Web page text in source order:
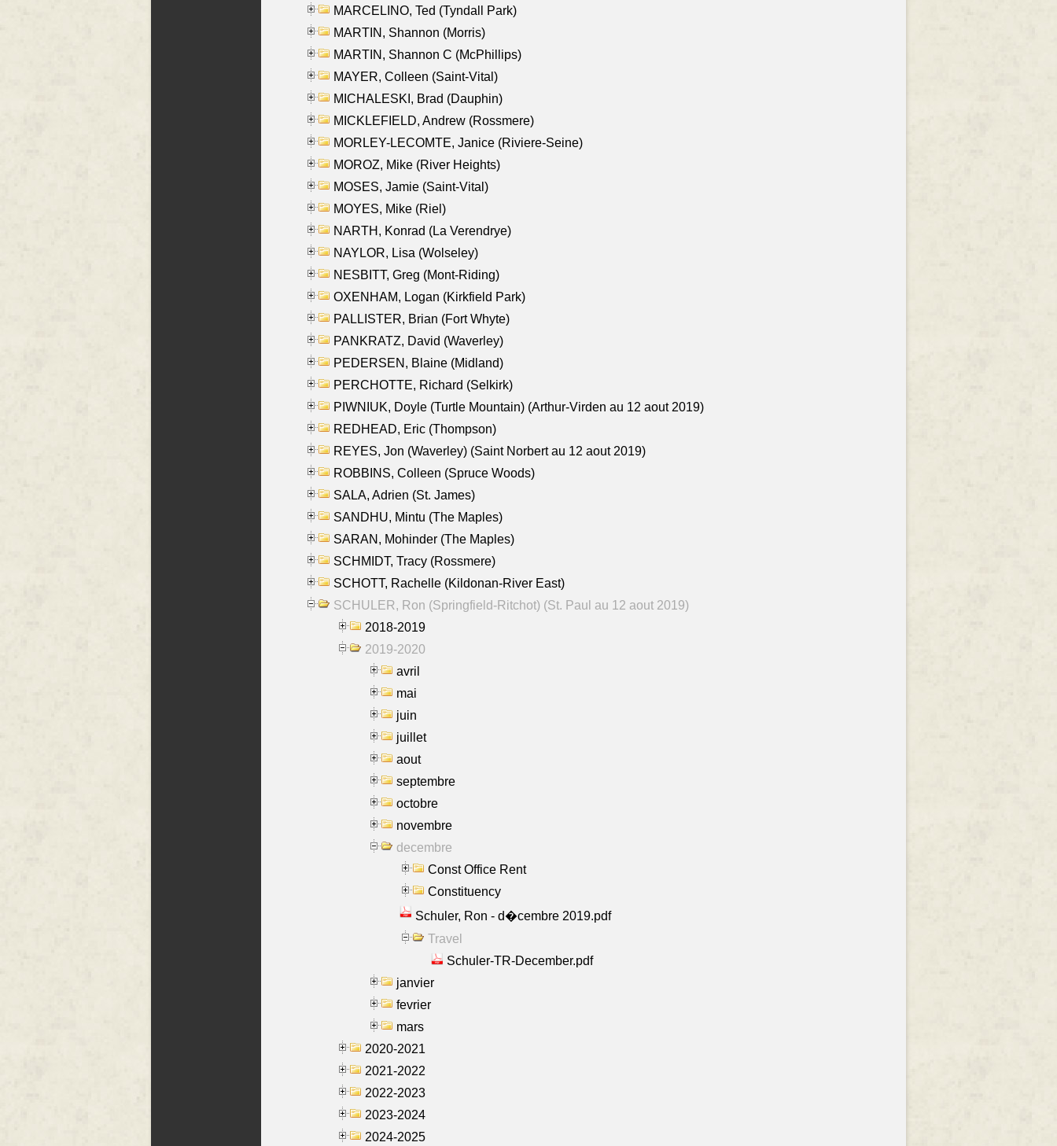
MARCELINO, Ted (Tyndall Park)
MARTIN, Shannon (Morris)
MARTIN, Shannon C (McPhillips)
MAYER, Colleen (Saint-Vital)
MICHALESKI, Brad (Dauphin)
MICKLEFIELD, Andrew (Rossmere)
MORLEY-LECOMTE, Janice (Riviere-Seine)
MOROZ, Mike (River Heights)
MOSES, Jamie (Saint-Vital)
MOYES, Mike (Riel)
NARTH, Konrad (La Verendrye)
NAYLOR, Lisa (Wolseley)
NESBITT, Greg (Mont-Riding)
OXENHAM, Logan (Kirkfield Park)
PALLISTER, Brian (Fort Whyte)
PANKRATZ, David (Waverley)
PEDERSEN, Blaine (Midland)
PERCHOTTE, Richard (Selkirk)
PIWNIUK, Doyle (Turtle Mountain) (Arthur-Virden au 12 aout 2019)
REDHEAD, Eric (Thompson)
REYES, Jon (Waverley) (Saint Norbert au 12 aout 2019)
ROBBINS, Colleen (Spruce Woods)
SALA, Adrien (St. James)
SANDHU, Mintu (The Maples)
SARAN, Mohinder (The Maples)
SCHMIDT, Tracy (Rossmere)
SCHOTT, Rachelle (Kildonan-River East)
SCHULER, Ron (Springfield-Ritchot) (St. Paul au 12 aout 2019)
2018-2019
2019-2020
avril
mai
juin
juillet
aout
septembre
octobre
novembre
decembre
Const Office Rent
Constituency
Schuler, Ron - d�cembre 2019.pdf
Travel
Schuler-TR-December.pdf
janvier
fevrier
mars
2020-2021
2021-2022
2022-2023
2023-2024
2024-2025